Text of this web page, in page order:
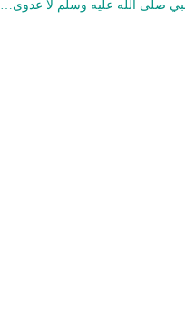
صلى الله عليه وسلم لا عدوى…